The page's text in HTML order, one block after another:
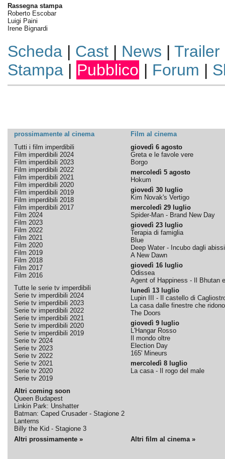
Rassegna stampa
Roberto Escobar
Luigi Paini
Irene Bignardi
Scheda| Cast| News | Trailer
Stampa| Pubblico | Forum |
prossimamente al cinema
Film al cinema
Tutti i film imperdibili
Film imperdibili 2024
Film imperdibili 2023
Film imperdibili 2022
Film imperdibili 2021
Film imperdibili 2020
Film imperdibili 2019
Film imperdibili 2018
Film imperdibili 2017
Film 2024
Film 2023
Film 2022
Film 2021
Film 2020
Film 2019
Film 2018
Film 2017
Film 2016
Tutte le serie tv imperdibili
Serie tv imperdibili 2024
Serie tv imperdibili 2023
Serie tv imperdibili 2022
Serie tv imperdibili 2021
Serie tv imperdibili 2020
Serie tv imperdibili 2019
Serie tv 2024
Serie tv 2023
Serie tv 2022
Serie tv 2021
Serie tv 2020
Serie tv 2019
Altri coming soon
Queen Budapest
Linkin Park: Unshatter
Batman: Caped Crusader - Stagione 2
Lanterns
Billy the Kid - Stagione 3
giovedì 6 agosto
Greta e le favole vere
Borgo
mercoledì 5 agosto
Hokum
giovedì 30 luglio
Kim Novak's Vertigo
mercoledì 29 luglio
Spider-Man - Brand New Day
giovedì 23 luglio
Terapia di famiglia
Blue
Deep Water - Incubo dagli abissi
A New Dawn
giovedì 16 luglio
Odissea
Agent of Happiness - Il Bhutan
lunedì 13 luglio
Lupin III - Il castello di
La casa dalle finestre che ridono
The Doors
giovedì 9 luglio
L'Hangar Rosso
Il mondo oltre
Election Day
165' Mineurs
mercoledì 8 luglio
La casa - Il rogo del male
Altri prossimamente » Altri film al cinema »